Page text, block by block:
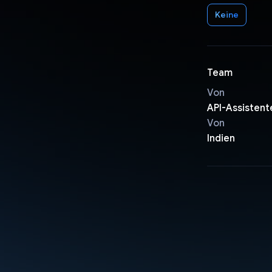
Keine
Team
Von
API-
Von
Indien